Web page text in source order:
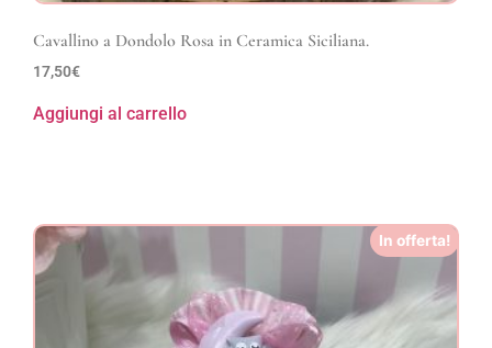
Cavallino a Dondolo Rosa in Ceramica Siciliana.
17,50€
Aggiungi al carrello
In offerta!